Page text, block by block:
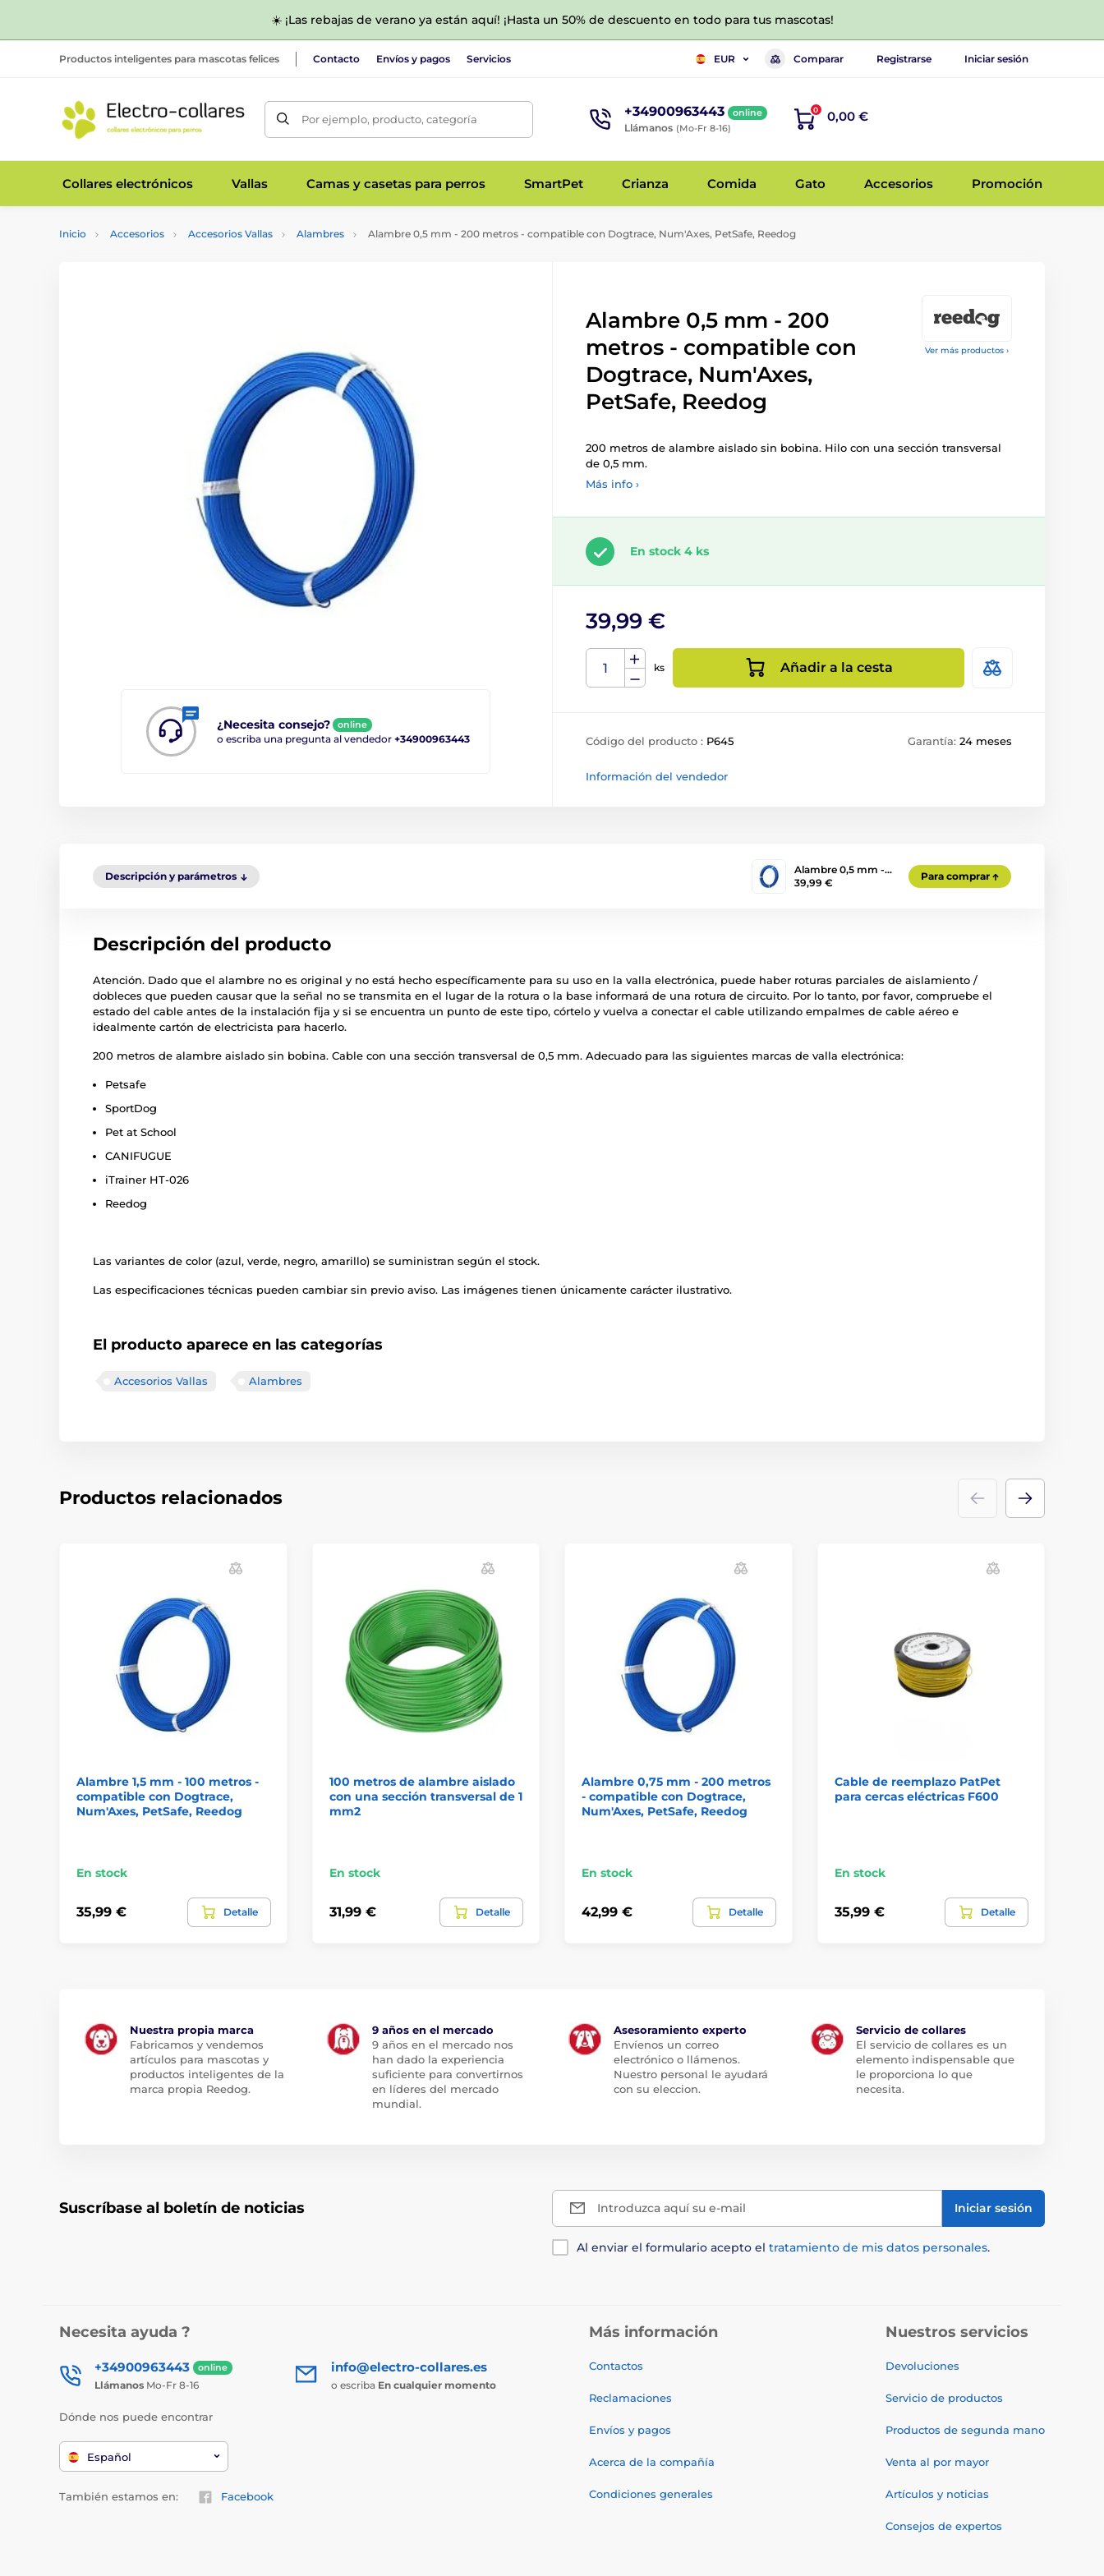
☀️ ¡Las rebajas de verano ya están aquí! ¡Hasta un 50% de descuento en todo para tus mascotas!
Productos inteligentes para mascotas felices Contacto Envíos y pagos Servicios EUR Comparar Registrarse Iniciar sesión
Por ejemplo, producto, categoría +34900963443 online
Llámanos (Mo-Fr 8-16)
0 0,00 €
Collares electrónicos Vallas Camas y casetas para perros SmartPet Crianza Comida Gato Accesorios Promoción
Inicio Accesorios Accesorios Vallas Alambres Alambre 0,5 mm - 200 metros - compatible con Dogtrace, Num'Axes, PetSafe, Reedog
Ver más productos ›
¿Necesita consejo? online
o escriba una pregunta al vendedor +34900963443
Alambre 0,5 mm - 200
metros - compatible con
Dogtrace, Num'Axes,
PetSafe, Reedog
200 metros de alambre aislado sin bobina. Hilo con una sección transversal
de 0,5 mm.
Más info ›
En stock 4 ks
39,99 €
ks Añadir a la cesta
Código del producto : P645 Garantía: 24 meses
Información del vendedor
Descripción y parámetros
Alambre 0,5 mm -…
39,99 €
Para comprar
Descripción del producto
Atención. Dado que el alambre no es original y no está hecho específicamente para su uso en la valla electrónica, puede haber roturas parciales de aislamiento /
dobleces que pueden causar que la señal no se transmita en el lugar de la rotura o la base informará de una rotura de circuito. Por lo tanto, por favor, compruebe el
estado del cable antes de la instalación fija y si se encuentra un punto de este tipo, córtelo y vuelva a conectar el cable utilizando empalmes de cable aéreo e
idealmente cartón de electricista para hacerlo.
200 metros de alambre aislado sin bobina. Cable con una sección transversal de 0,5 mm. Adecuado para las siguientes marcas de valla electrónica:
Petsafe
SportDog
Pet at School
CANIFUGUE
iTrainer HT-026
Reedog
Las variantes de color (azul, verde, negro, amarillo) se suministran según el stock.
Las especificaciones técnicas pueden cambiar sin previo aviso. Las imágenes tienen únicamente carácter ilustrativo.
El producto aparece en las categorías
Accesorios Vallas Alambres
Productos relacionados
Alambre 1,5 mm - 100 metros -
compatible con Dogtrace,
Num'Axes, PetSafe, Reedog
En stock
35,99 € Detalle
100 metros de alambre aislado
con una sección transversal de 1
mm2
En stock
31,99 € Detalle
Alambre 0,75 mm - 200 metros
- compatible con Dogtrace,
Num'Axes, PetSafe, Reedog
En stock
42,99 € Detalle
Cable de reemplazo PatPet
para cercas eléctricas F600
En stock
35,99 € Detalle
Nuestra propia marca
Fabricamos y vendemos
artículos para mascotas y
productos inteligentes de la
marca propia Reedog.
9 años en el mercado
9 años en el mercado nos
han dado la experiencia
suficiente para convertirnos
en líderes del mercado
mundial.
Asesoramiento experto
Envíenos un correo
electrónico o llámenos.
Nuestro personal le ayudará
con su eleccion.
Servicio de collares
El servicio de collares es un
elemento indispensable que
le proporciona lo que
necesita.
Suscríbase al boletín de noticias Introduzca aquí su e-mail Iniciar sesión
Al enviar el formulario acepto el tratamiento de mis datos personales.
Necesita ayuda ?
+34900963443 online
Llámanos Mo-Fr 8-16
info@electro-collares.es
o escriba En cualquier momento
Dónde nos puede encontrar
Español
También estamos en: Facebook
Más información
Contactos
Reclamaciones
Envíos y pagos
Acerca de la compañía
Condiciones generales
Nuestros servicios
Devoluciones
Servicio de productos
Productos de segunda mano
Venta al por mayor
Artículos y noticias
Consejos de expertos